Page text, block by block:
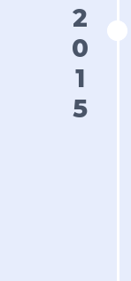
2015